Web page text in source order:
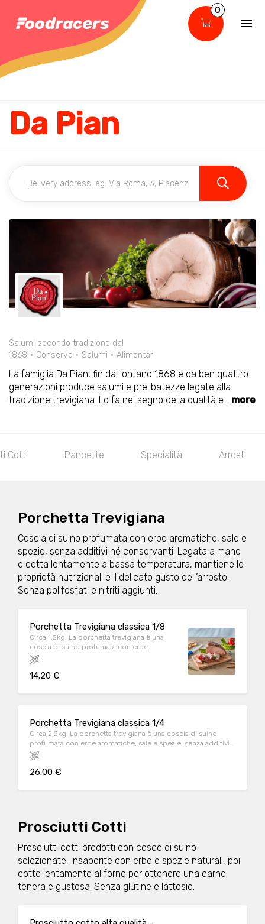
0
Da Pian
Salumi secondo tradizione dal
1868
Conserve Salumi Alimentari
La famiglia Da Pian, fin dal lontano 1868 e da ben quattro
generazioni produce salumi e prelibatezze legate alla
tradizione trevigiana. Lo fa nel segno della qualità e... more
Cotti Pancette Specialità Arrosti
Porchetta Trevigiana
Coscia di suino profumata con erbe aromatiche, sale e
spezie, senza additivi né conservanti. Legata a mano
e cotta lentamente a bassa temperatura, mantiene le
proprietà nutrizionali e il delicato gusto dell’arrosto.
Senza polifosfati e nitriti aggiunti.
Porchetta Trevigiana classica 1/8
Circa 1,2kg. La porchetta trevigiana è una
coscia di suino profumata con erbe
aromatiche, sale e spezie, senza additivi né
conservanti. Cotta lentamente a bassa
temperatura, mantiene le proprietà
Senza polifosfati e nitriti aggiunti. Non
14.20 €
Porchetta Trevigiana classica 1/4
Circa 2,2kg. La porchetta trevigiana è una coscia di suino
profumata con erbe aromatiche, sale e spezie, senza additivi
né conservanti. Cotta lentamente a bassa temperatura,
mantiene le proprietà nutrizionali e il delicato gusto
dell’arrosto. Senza polifosfati e nitriti aggiunti. Non contiene
26.00 €
Prosciutti Cotti
Prosciutti cotti prodotti con cosce di suino
selezionate, insaporite con erbe e spezie naturali, poi
cotte lentamente al forno per ottenere una carne
tenera e gustosa. Senza glutine e lattosio.